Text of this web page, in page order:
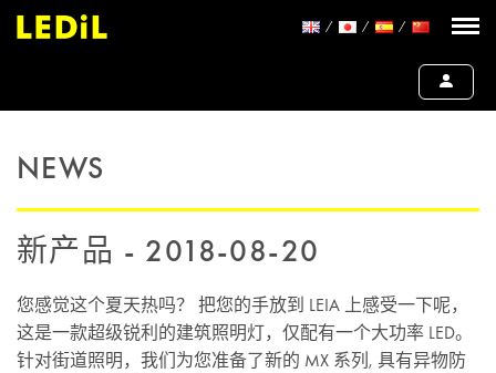
NEWS
新产品 - 2018-08-20
您感觉这个夏天热吗？ 把您的手放到 LEIA 上感受一下呢，
这是一款超级锐利的建筑照明灯，仅配有一个大功率 LED。
针对街道照明，我们为您准备了新的 MX 系列, 具有异物防